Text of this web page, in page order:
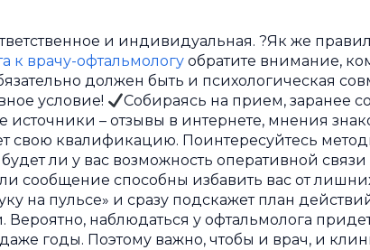
и индивидуальная. ?Як же
к врачу-офтальмологу обратите внимание,
должен быть и психологическая
условие!
Собираясь на прием, заранее
– отзывы в интернете, мнения
свою квалификацию. Поинтересуйтесь
ли у вас возможность оперативной
сообщение способны избавить вас от
на пульсе» и сразу подскажет план
наблюдаться у офтальмолога
годы. Поэтому важно, чтобы и врач, и